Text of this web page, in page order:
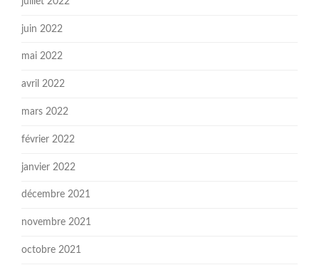
juin 2022
mai 2022
avril 2022
mars 2022
février 2022
janvier 2022
décembre 2021
novembre 2021
octobre 2021